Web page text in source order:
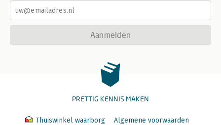
Aanmelden
PRETTIG KENNIS MAKEN
Thuiswinkel waarborg
Algemene voorwaarden